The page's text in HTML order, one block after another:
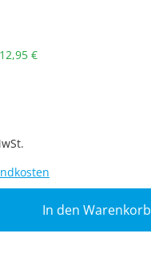
12,95 €
In den Warenkorb